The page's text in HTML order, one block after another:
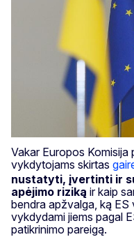
Vakar Europos
vykdytojams skirtas
nustatyti, įvertinti ir
apėjimo riziką ir kaip
bendra apžvalga, ką
vykdydami jiems pagal
patikrinimo pareigą.